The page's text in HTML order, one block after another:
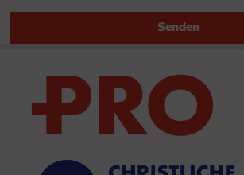
Senden